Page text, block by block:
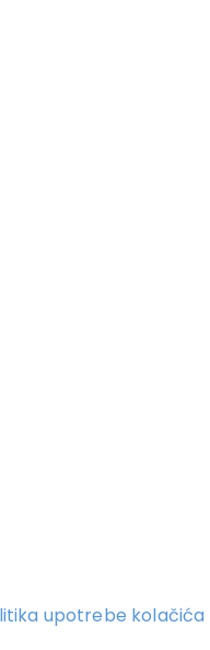
upotrebe kolačića